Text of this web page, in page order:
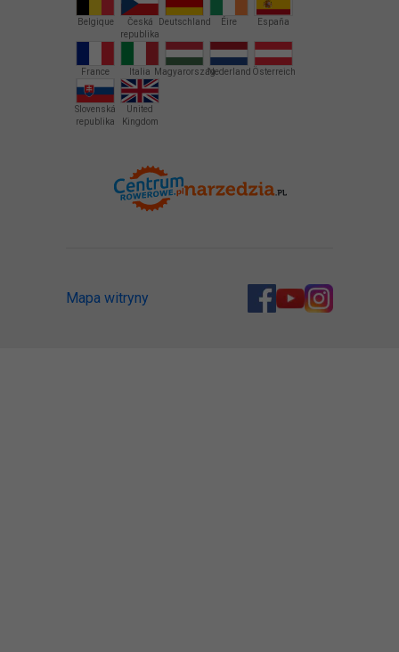
Belgique
Česká
republika
Deutschland Éire España
France Italia MagyarországNederland Österreich
Slovenská
republika
United
Kingdom
Mapa witryny